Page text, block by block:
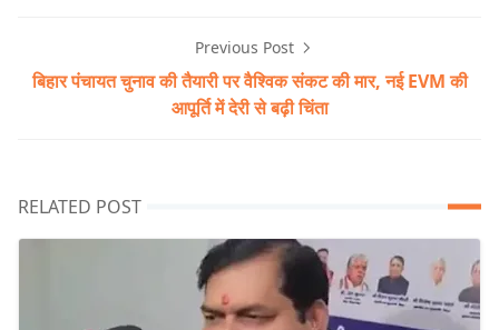
Previous Post
बिहार पंचायत चुनाव की तैयारी पर वैश्विक संकट की मार, नई EVM की
आपूर्ति में देरी से बढ़ी चिंता
RELATED POST